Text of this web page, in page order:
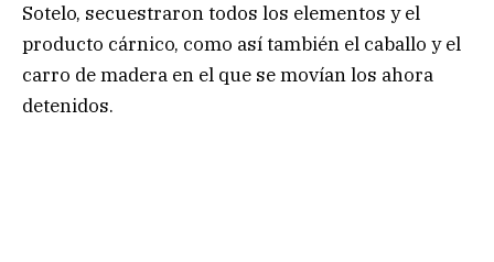
Sotelo, secuestraron todos los elementos y el
producto cárnico, como así también el caballo y el
carro de madera en el que se movían los ahora
detenidos.